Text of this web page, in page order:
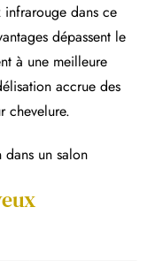
infrarouge dans ce
dépassent le
à une meilleure
accrue des
chevelure.